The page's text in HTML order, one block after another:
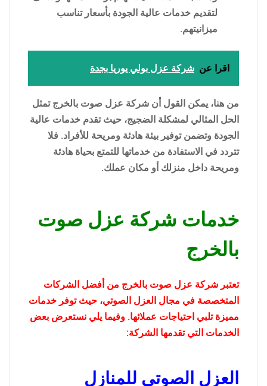
لتقديم خدمات عالية الجودة بأسعار تناسب
ميزانيتهم.
اقرا عن شركة عزل بولي يوريا بجدة
من هنا، يمكن القول أن شركة عزل صوت بالخرج تمثل
الحل المثالي لمشكلة الضجيج، حيث تقدم خدمات عالية
الجودة وتضمن توفير بيئة هادئة ومريحة للأفراد. فلا
تتردد في الاستفادة من خدماتها للتمتع بحياة هادئة
ومريحة داخل منزلك أو مكان عملك.
خدمات شركة عزل صوت
بالخرج
تعتبر شركة عزل صوت بالخرج من أفضل الشركات
المتخصصة في مجال العزل الصوتي، حيث توفر خدمات
مميزة تلبي احتياجات عملائها. وفيما يلي نستعرض بعض
الخدمات التي تقدمها الشركة:
العزل الصوتي للمنازل